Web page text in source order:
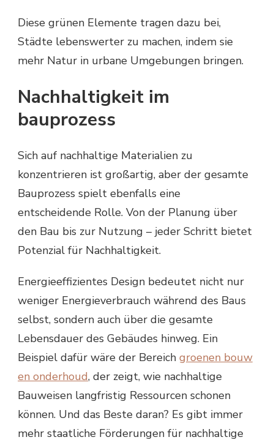
Diese grünen Elemente tragen dazu bei,
Städte lebenswerter zu machen, indem sie
mehr Natur in urbane Umgebungen bringen.
Nachhaltigkeit im
bauprozess
Sich auf nachhaltige Materialien zu
konzentrieren ist großartig, aber der gesamte
Bauprozess spielt ebenfalls eine
entscheidende Rolle. Von der Planung über
den Bau bis zur Nutzung – jeder Schritt bietet
Potenzial für Nachhaltigkeit.
Energieeffizientes Design bedeutet nicht nur
weniger Energieverbrauch während des Baus
selbst, sondern auch über die gesamte
Lebensdauer des Gebäudes hinweg. Ein
Beispiel dafür wäre der Bereich groenen bouw
en onderhoud, der zeigt, wie nachhaltige
Bauweisen langfristig Ressourcen schonen
können. Und das Beste daran? Es gibt immer
mehr staatliche Förderungen für nachhaltige